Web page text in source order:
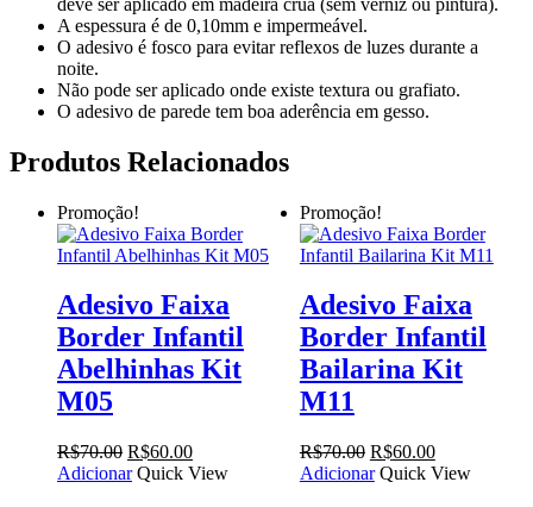
A espessura é de 0,10mm e impermeável.
O adesivo é fosco para evitar reflexos de luzes durante a
noite.
Não pode ser aplicado onde existe textura ou grafiato.
O adesivo de parede tem boa aderência em gesso.
Produtos Relacionados
Promoção!
Adesivo Faixa
Border Infantil
Abelhinhas Kit
M05
R$70.00 O
preço
R$60.00O
preço
Adicionar Quick View
Promoção!
Adesivo Faixa
Border Infantil
Bailarina Kit
M11
R$70.00 O
preço
R$60.00O
preço
Adicionar Quick View